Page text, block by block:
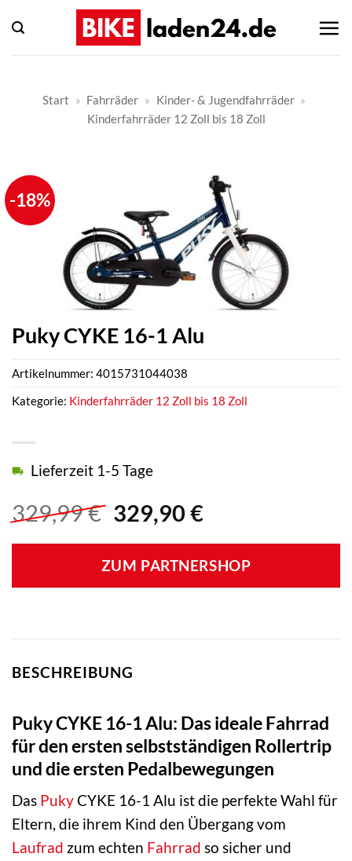
Inhalt
springen
Start » Fahrräder » Kinder- & Jugendfahrräder »
Kinderfahrräder 12 Zoll bis 18 Zoll
-18%
Puky CYKE 16-1 Alu
329,99€ Ursprünglicher
war:
329,99 €
329,90 €Aktueller
ist:
329,90 €.
Lieferzeit 1-5 Tage
ZUM PARTNERSHOP
Artikelnummer: 4015731044038
Kategorie: Kinderfahrräder 12 Zoll bis 18 Zoll
BESCHREIBUNG
Puky CYKE 16-1 Alu: Das ideale Fahrrad
für den ersten selbstständigen Rollertrip
und die ersten Pedalbewegungen
Das PukyCYKE 16-1 Alu ist die perfekte Wahl für
Eltern, die ihrem Kind den Übergang vom
Laufrad zum echten Fahrrad so sicher und